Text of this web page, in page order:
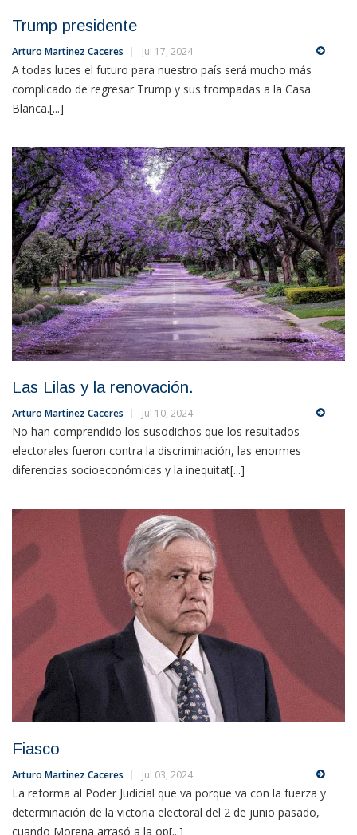
Trump presidente
Arturo Martinez Caceres Jul 17, 2024
A todas luces el futuro para nuestro país será mucho más
complicado de regresar Trump y sus trompadas a la Casa
Blanca.[...]
Las Lilas y la renovación.
Arturo Martinez Caceres Jul 10, 2024
No han comprendido los susodichos que los resultados
electorales fueron contra la discriminación, las enormes
diferencias socioeconómicas y la inequitat[...]
Fiasco
Arturo Martinez Caceres Jul 03, 2024
La reforma al Poder Judicial que va porque va con la fuerza y
determinación de la victoria electoral del 2 de junio pasado,
cuando Morena arrasó a la op[...]